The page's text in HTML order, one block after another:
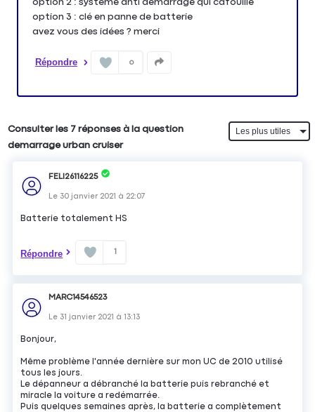
option 2 : système anti démarrage qui cafouille
option 3 : clé en panne de batterie
avez vous des idées ? merci
Répondre 0
Consulter les 7 réponses à la question
demarrage urban cruiser
FELI26116225
Le 30 janvier 2021 à 22:07
Batterie totalement HS
Répondre 1
MARC14546523
Le 31 janvier 2021 à13:13
Bonjour,
Même problème l'année dernière sur mon UC de 2010 utilisé
tous les jours.
Le dépanneur a débranché la batterie puis rebranché et
miracle la voiture a redémarrée.
Puis quelques semaines après, la batterie a complètement